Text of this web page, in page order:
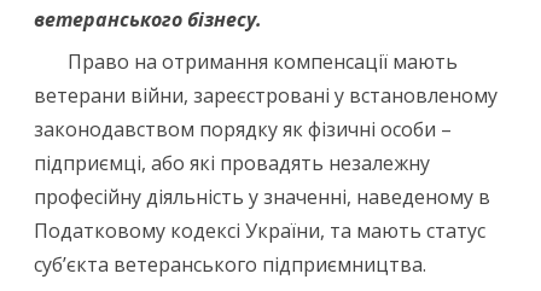
ветеранського бізнесу.
Право на отримання компенсації мають
ветерани війни, зареєстровані у встановленому
законодавством порядку як фізичні особи –
підприємці, або які провадять незалежну
професійну діяльність у значенні, наведеному в
Податковому кодексі України, та мають статус
суб’єкта ветеранського підприємництва.